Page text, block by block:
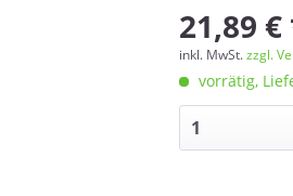
21,89 €
inkl. MwSt.zzgl.
vorrätig,